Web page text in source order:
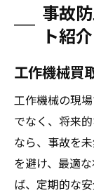
事故
ト紹介
工作機械買
工作機械の現
でなく、将来
なら、事故を
を避け、最適
ば、定期的な